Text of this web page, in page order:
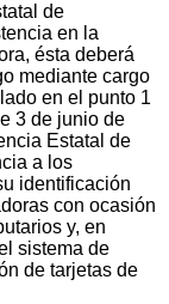
de
en la
ésta deberá
mediante cargo
en el punto 1
3 de junio de
Estatal de
a los
identificación
con ocasión
y, en
sistema de
de tarjetas de